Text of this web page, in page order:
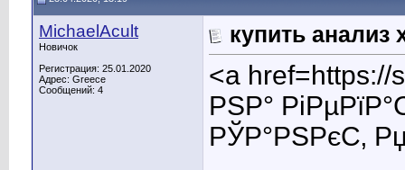
MichaelAcult
Новичок
Регистрация: 25.01.2020
Адрес: Greece
Сообщений: 4
купить анализ
<a href=https://
РЅР°
РЎР°РЅРєС‚